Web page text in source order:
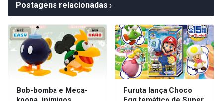
Postagens relacionadas
Bob-bomba e Meca-
Furuta lança Choco